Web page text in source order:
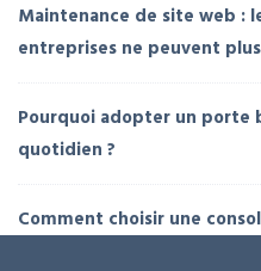
Maintenance de site web :
entreprises ne peuvent
Pourquoi adopter un porte
quotidien ?
Comment choisir une